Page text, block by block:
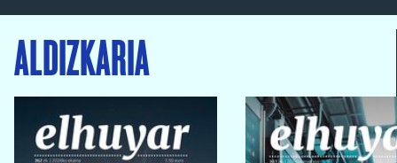
ALDIZKARIA